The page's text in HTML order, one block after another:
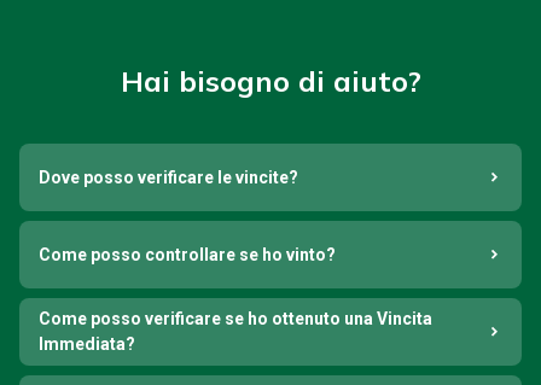
Hai bisogno di aiuto?
Dove posso verificare le vincite?
Come posso controllare se ho vinto?
Come posso verificare se ho ottenuto una Vincita
Immediata?